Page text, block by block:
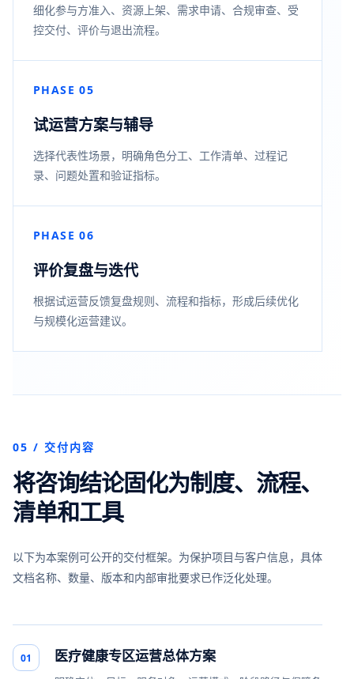
细化参与方准入、资源上架、需求申请、合规审查、受
控交付、评价与退出流程。
PHASE 05
试运营方案与辅导
选择代表性场景，明确角色分工、工作清单、过程记
录、问题处置和验证指标。
PHASE 06
评价复盘与迭代
根据试运营反馈复盘规则、流程和指标，形成后续优化
与规模化运营建议。
05 / 交付内容
将咨询结论固化为制度、流程、
清单和工具
以下为本案例可公开的交付框架。为保护项目与客户信息，具体
文档名称、数量、版本和内部审批要求已作泛化处理。
01 医疗健康专区运营总体方案